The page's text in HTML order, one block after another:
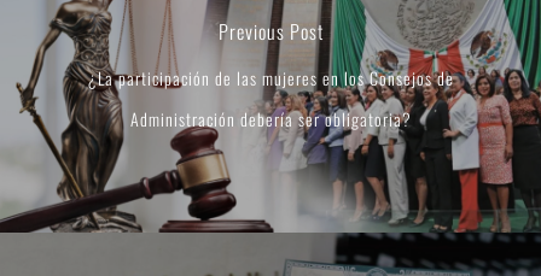
Previous Post
¿La participación de las mujeres en los Consejos de
Administración debería ser obligatoria?